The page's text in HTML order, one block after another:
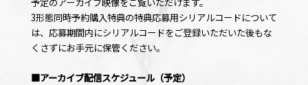
3形態同時予約購入特典の特典応募用シリアルコードについて
は、応募期間内にシリアルコードをご登録いただいた後もな
くさずにお手元に保管ください。
■アーカイブ配信スケジュール（予定）